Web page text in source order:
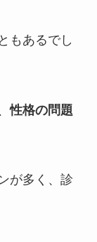
もあるでし
性格の問題
が多く、診